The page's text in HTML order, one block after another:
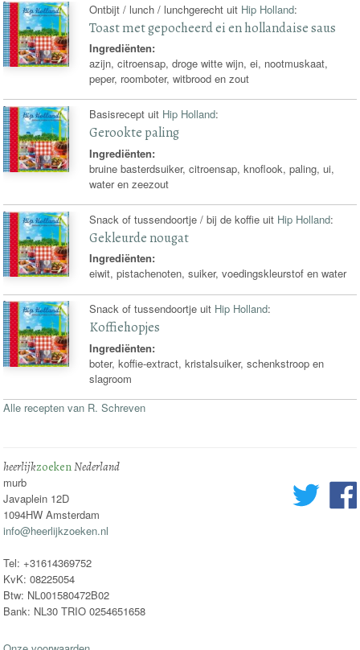
Ontbijt / lunch / lunchgerecht uit Hip Holland:
Toast met gepocheerd ei en hollandaise saus
Ingrediënten:
azijn, citroensap, droge witte wijn, ei, nootmuskaat,
peper, roomboter, witbrood en zout
Basisrecept uit Hip Holland:
Gerookte paling
Ingrediënten:
bruine basterdsuiker, citroensap, knoflook, paling, ui,
water en zeezout
Snack of tussendoortje / bij de koffie uit Hip Holland:
Gekleurde nougat
Ingrediënten:
eiwit, pistachenoten, suiker, voedingskleurstof en water
Snack of tussendoortje uit Hip Holland:
Koffiehopjes
Ingrediënten:
boter, koffie-extract, kristalsuiker, schenkstroop en
slagroom
Alle recepten van R. Schreven
heerlijkzoekenNederland
murb
Javaplein 12D
1094HW Amsterdam
info@heerlijkzoeken.nl
Tel: +31614369752
KvK: 08225054
Btw: NL001580472B02
Bank: NL30 TRIO 0254651658